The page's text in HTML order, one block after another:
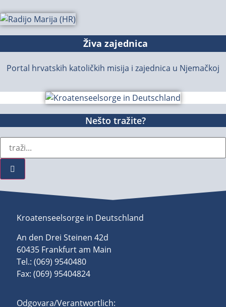
Živa zajednica
Portal hrvatskih katoličkih misija i zajednica u Njemačkoj
Nešto tražite?
Kroatenseelsorge in Deutschland
An den Drei Steinen 42d
60435 Frankfurt am Main
Tel.: (069) 9540480
Fax: (069) 95404824
Odgovara/Verantwortlich: